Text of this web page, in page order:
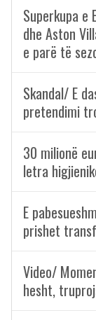
Superkupa e
dhe Aston
e parë të
Skandal/ E
pretendimi
30 milionë
letra
E
prishet
Video/
hesht,